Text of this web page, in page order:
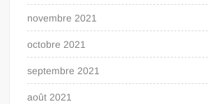
novembre 2021
octobre 2021
septembre 2021
août 2021